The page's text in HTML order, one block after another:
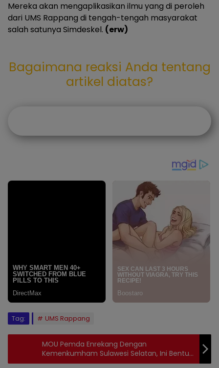
Mereka akan mengaplikasikan ilmu yang di peroleh
dari UMS Rappang di tengah-tengah masyarakat
salah satunya Simdeskel. (erw)
Bagaimana reaksi Anda tentang
artikel diatas?
Tag: UMS Rappang
MOU Pemda Enrekang Dengan
Kemenkumham Sulawesi Selatan, Ini Bentuk
Kerjasamanya!